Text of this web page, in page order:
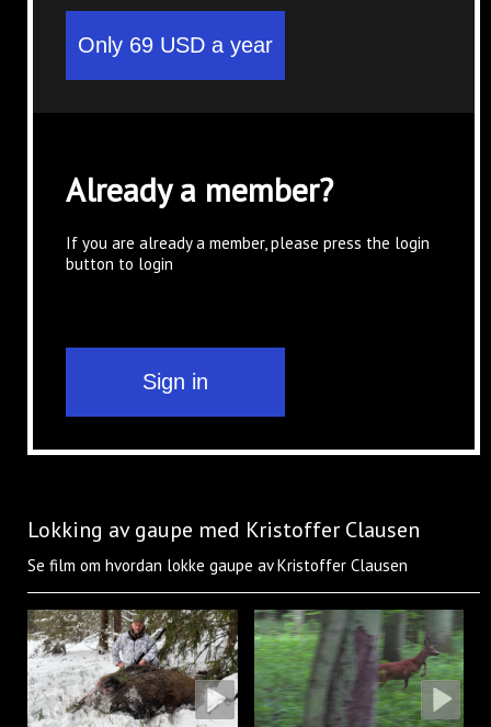
Already a member?
If you are already a member, please press the login
button to login
Lokking av gaupe med Kristoffer Clausen
Se film om hvordan lokke gaupe av Kristoffer Clausen